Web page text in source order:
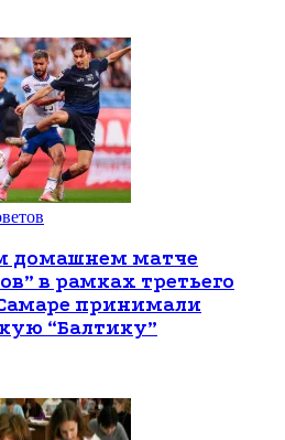
домашнем матче
в рамках третьего
принимали
“Балтику”